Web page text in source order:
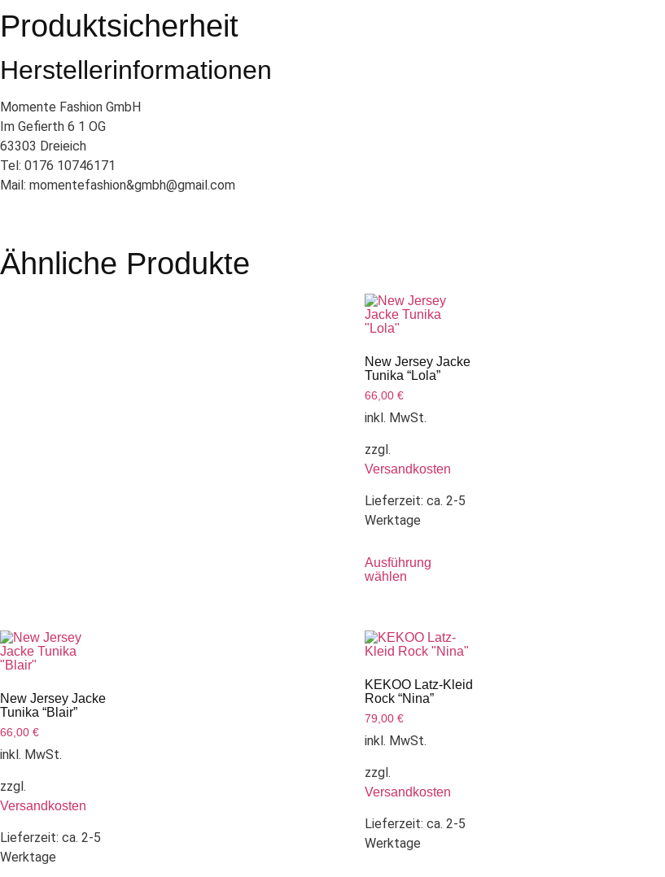
Produktsicherheit
Herstellerinformationen
Momente Fashion GmbH
Im Gefierth 6 1 OG
63303 Dreieich
Tel: 0176 10746171
Mail: momentefashion&gmbh@gmail.com
Ähnliche Produkte
New Jersey Jacke
Tunika “Lola”
66,00 €
inkl. MwSt.
zzgl.
Versandkosten
Lieferzeit: ca. 2-5
Werktage
Ausführung
wählen
New Jersey Jacke
Tunika “Blair”
66,00 €
inkl. MwSt.
zzgl.
Versandkosten
Lieferzeit: ca. 2-5
Werktage
KEKOO Latz-Kleid
Rock “Nina”
79,00 €
inkl. MwSt.
zzgl.
Versandkosten
Lieferzeit: ca. 2-5
Werktage